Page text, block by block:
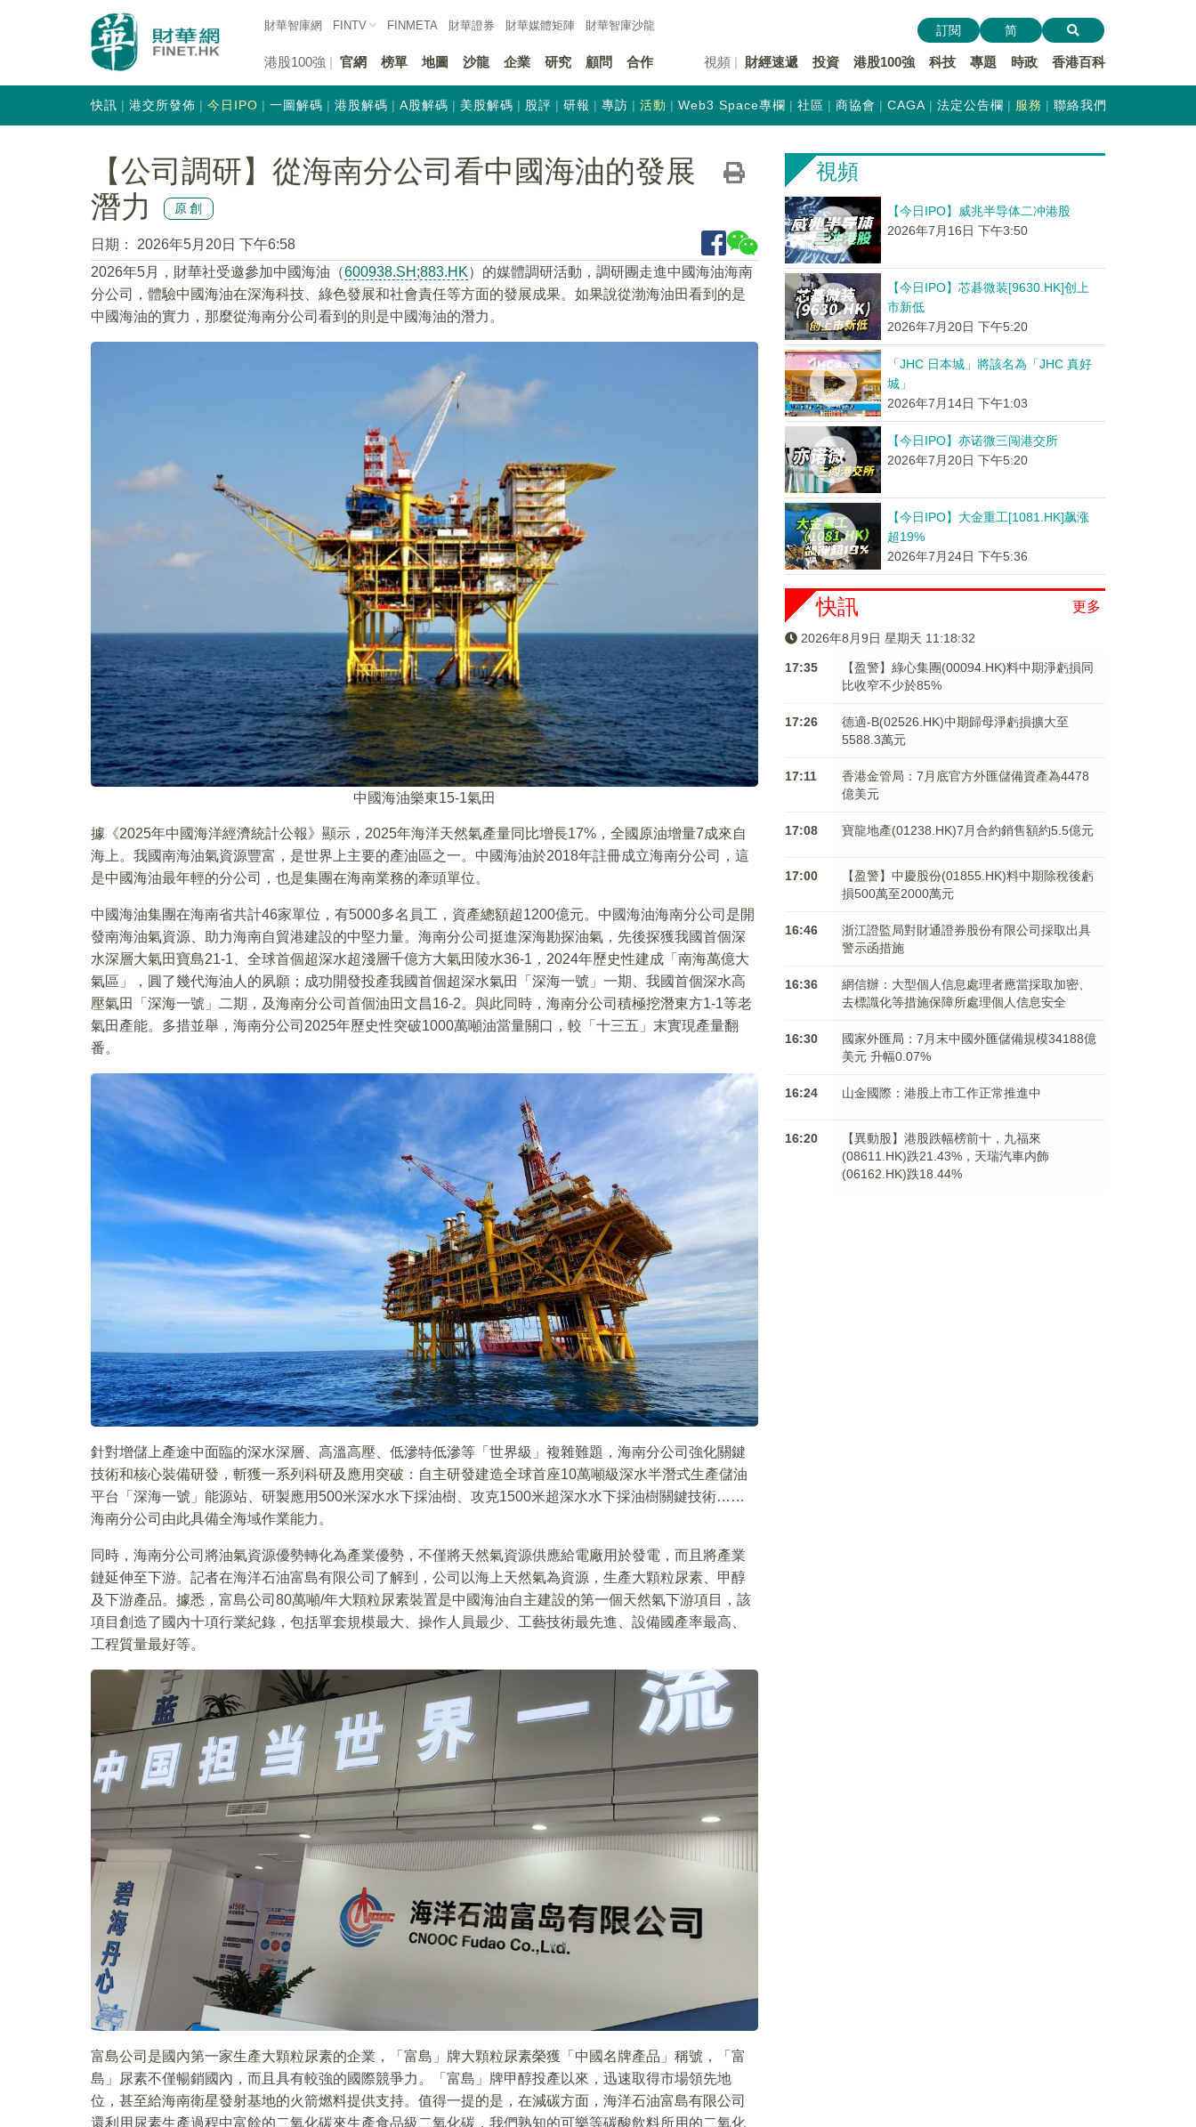
財華智庫網 FINTV FINMETA 財華證券 財華媒體矩陣 財華智庫沙龍
港股100強 官網 榜單 地圖 沙龍 企業 研究 顧問 合作 視頻 財經速遞 投資 港股100強 科技 專題 時政 香港百科
訂閱 简
快訊 港交所發佈 今日IPO 一圖解碼 港股解碼 A股解碼 美股解碼 股評 研報 專訪 活動 Web3 Space專欄 社區 商協會 CAGA 法定公告欄 服務 聯絡我們
【公司調研】從海南分公司看中國海油的發展
潛力
原創
日期：
2026年5月20日 下午6:58
2026年5月，財華社受邀參加中國海油（600938.SH ;883.HK）的媒體調研活動，調研團走進中國海油海南
分公司，體驗中國海油在深海科技、綠色發展和社會責任等方面的發展成果。如果說從渤海油田看到的是
中國海油的實力，那麼從海南分公司看到的則是中國海油的潛力。
中國海油樂東15-1氣田
據《2025年中國海洋經濟統計公報》顯示，2025年海洋天然氣產量同比增長17%，全國原油增量7成來自
海上。我國南海油氣資源豐富，是世界上主要的產油區之一。中國海油於2018年註冊成立海南分公司，這
是中國海油最年輕的分公司，也是集團在海南業務的牽頭單位。
中國海油集團在海南省共計46家單位，有5000多名員工，資產總額超1200億元。中國海油海南分公司是開
發南海油氣資源、助力海南自貿港建設的中堅力量。海南分公司挺進深海勘探油氣，先後探獲我國首個深
水深層大氣田寶島21-1、全球首個超深水超淺層千億方大氣田陵水36-1，2024年歷史性建成「南海萬億大
氣區」，圓了幾代海油人的夙願；成功開發投產我國首個超深水氣田「深海一號」一期、我國首個深水高
壓氣田「深海一號」二期，及海南分公司首個油田文昌16-2。與此同時，海南分公司積極挖潛東方1-1等老
氣田產能。多措並舉，海南分公司2025年歷史性突破1000萬噸油當量關口，較「十三五」末實現產量翻
番。
針對增儲上產途中面臨的深水深層、高溫高壓、低滲特低滲等「世界級」複雜難題，海南分公司強化關鍵
技術和核心裝備研發，斬獲一系列科研及應用突破：自主研發建造全球首座10萬噸級深水半潛式生產儲油
平台「深海一號」能源站、研製應用500米深水水下採油樹、攻克1500米超深水水下採油樹關鍵技術……
海南分公司由此具備全海域作業能力。
同時，海南分公司將油氣資源優勢轉化為產業優勢，不僅將天然氣資源供應給電廠用於發電，而且將產業
鏈延伸至下游。記者在海洋石油富島有限公司了解到，公司以海上天然氣為資源，生產大顆粒尿素、甲醇
及下游產品。據悉，富島公司80萬噸/年大顆粒尿素裝置是中國海油自主建設的第一個天然氣下游項目，該
項目創造了國內十項行業紀錄，包括單套規模最大、操作人員最少、工藝技術最先進、設備國產率最高、
工程質量最好等。
富島公司是國內第一家生產大顆粒尿素的企業，「富島」牌大顆粒尿素榮獲「中國名牌產品」稱號，「富
島」尿素不僅暢銷國內，而且具有較強的國際競爭力。「富島」牌甲醇投產以來，迅速取得市場領先地
位，甚至給海南衛星發射基地的火箭燃料提供支持。值得一提的是，在減碳方面，海洋石油富島有限公司
還利用尿素生產過程中富餘的二氧化碳來生產食品級二氧化碳，我們熟知的可樂等碳酸飲料所用的二氧化
視頻
【今日IPO】威兆半导体二冲港股
2026年7月16日 下午3:50
【今日IPO】芯碁微装[9630.HK]创上
市新低
2026年7月20日 下午5:20
「JHC 日本城」將該名為「JHC 真好
城」
2026年7月14日 下午1:03
【今日IPO】亦诺微三闯港交所
2026年7月20日 下午5:20
【今日IPO】大金重工[1081.HK]飙涨
超19%
2026年7月24日 下午5:36
更多
快訊
2026年8月9日 星期天 11:18:33
17:35
【盈警】綠心集團(00094.HK)料中期淨虧損同
比收窄不少於85%
17:26
德適-B(02526.HK)中期歸母淨虧損擴大至
5588.3萬元
17:11
香港金管局：7月底官方外匯儲備資產為4478
億美元
17:08 寶龍地產(01238.HK)7月合約銷售額約5.5億元
17:00
【盈警】中慶股份(01855.HK)料中期除稅後虧
損500萬至2000萬元
16:46
浙江證監局對財通證券股份有限公司採取出具
警示函措施
16:36
網信辦：大型個人信息處理者應當採取加密、
去標識化等措施保障所處理個人信息安全
16:30
國家外匯局：7月末中國外匯儲備規模34188億
美元 升幅0.07%
16:24 山金國際：港股上市工作正常推進中
16:20
【異動股】港股跌幅榜前十，九福來
(08611.HK)跌21.43%，天瑞汽車内飾
(06162.HK)跌18.44%